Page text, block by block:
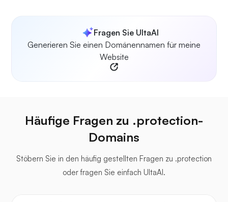
Fragen Sie UltaAI
Generieren Sie einen Domänennamen für meine
Website
Häufige Fragen zu .protection-
Domains
Stöbern Sie in den häufig gestellten Fragen zu .protection
oder fragen Sie einfach UltaAI.